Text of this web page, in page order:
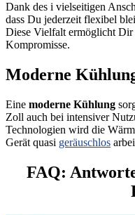
Dank des i vielseitigen
dass Du jederzeit flexibel
Diese Vielfalt ermöglicht
Kompromisse.
Moderne
Eine moderne Kühlung
Zoll auch bei intensiver
Technologien wird die
Gerät quasi geräuschlos
FAQ: